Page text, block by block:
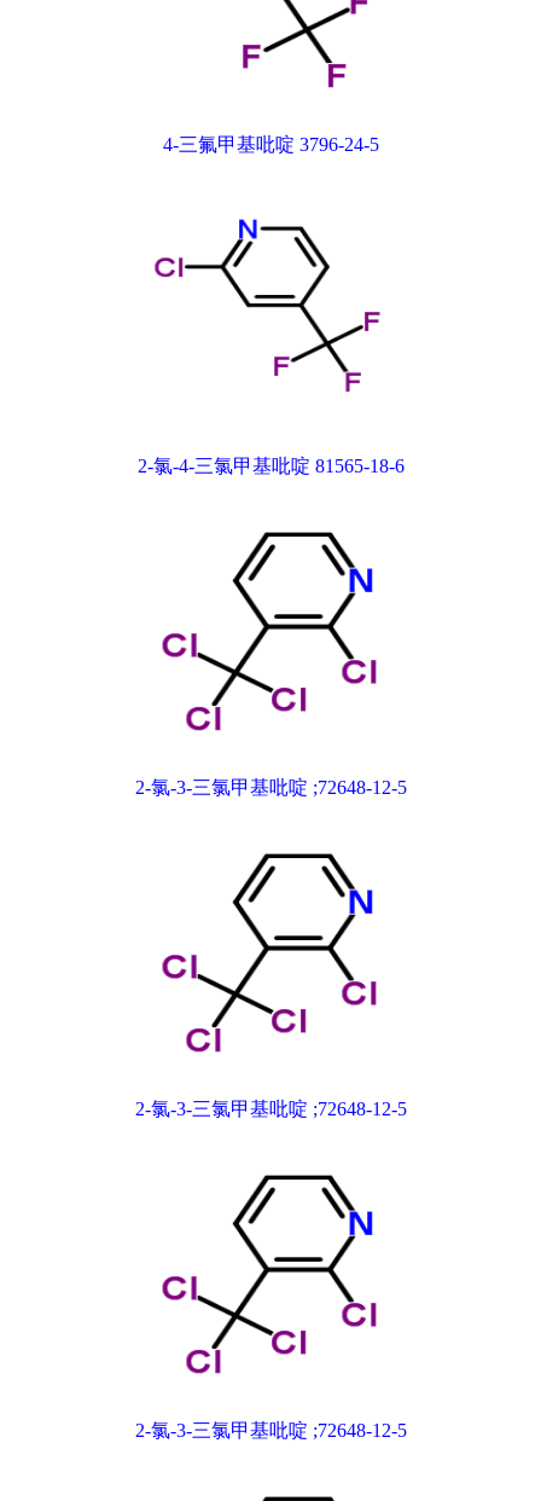
4-三氟甲基吡啶 3796-24-5
2-氯-4-三氯甲基吡啶 81565-18-6
2-氯-3-三氯甲基吡啶 ;72648-12-5
2-氯-3-三氯甲基吡啶 ;72648-12-5
2-氯-3-三氯甲基吡啶 ;72648-12-5